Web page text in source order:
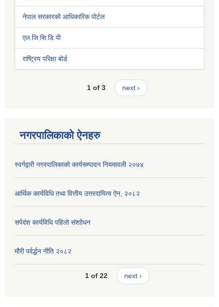
नेपाल सरकारको आधिकारिक पोर्टल
एल.जि.सि.डि.पी
राष्ट्रिय परिक्षा बोर्ड
1 of 3 next ›
नगरपालिकाको ऐनहरु
स्वर्गद्वारी नगरपालिकाको कार्यसम्पादन नियमावली २०७४
आर्थिक कार्यविधि तथा वित्तीय उत्तरदायित्व ऐन, २०८२
सर्पदंश कार्यविधि पहिलो संशाोधन
मौरी पर्वर्द्धन नीति २०८२
1 of 22 next ›